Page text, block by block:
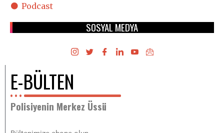
Podcast
SOSYAL MEDYA
E-BÜLTEN
Polisiyenin Merkez Üssü